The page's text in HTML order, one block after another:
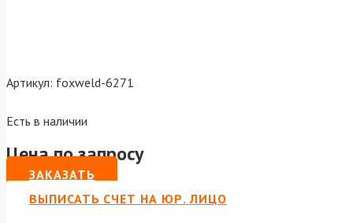
Артикул: foxweld-6271
Есть в наличии
Цена по запросу
ЗАКАЗАТЬ
ВЫПИСАТЬ СЧЕТ НА ЮР. ЛИЦО